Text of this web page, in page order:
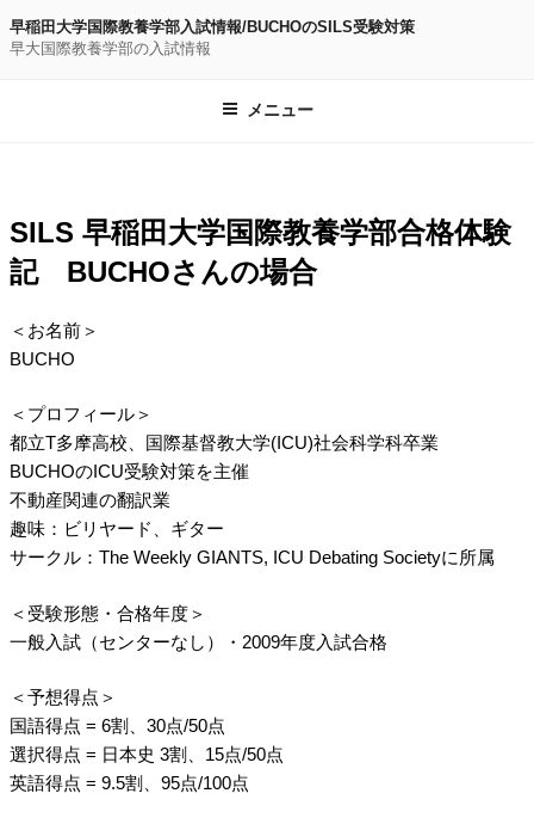
ン
ッ
プ
早稲田大学国際教養学部入試情報/BUCHOのSILS受験対策
早大国際教養学部の入試情報
メニュー
SILS 早稲田大学国際教養学部合格体験
記 BUCHOさんの場合
＜お名前＞
BUCHO
＜プロフィール＞
都立T多摩高校、国際基督教大学(ICU)社会科学科卒業
BUCHOのICU受験対策を主催
不動産関連の翻訳業
趣味：ビリヤード、ギター
サークル：The Weekly GIANTS, ICU Debating Societyに所属
＜受験形態・合格年度＞
一般入試（センターなし）・2009年度入試合格
＜予想得点＞
国語得点 = 6割、30点/50点
選択得点 = 日本史 3割、15点/50点
英語得点 = 9.5割、95点/100点